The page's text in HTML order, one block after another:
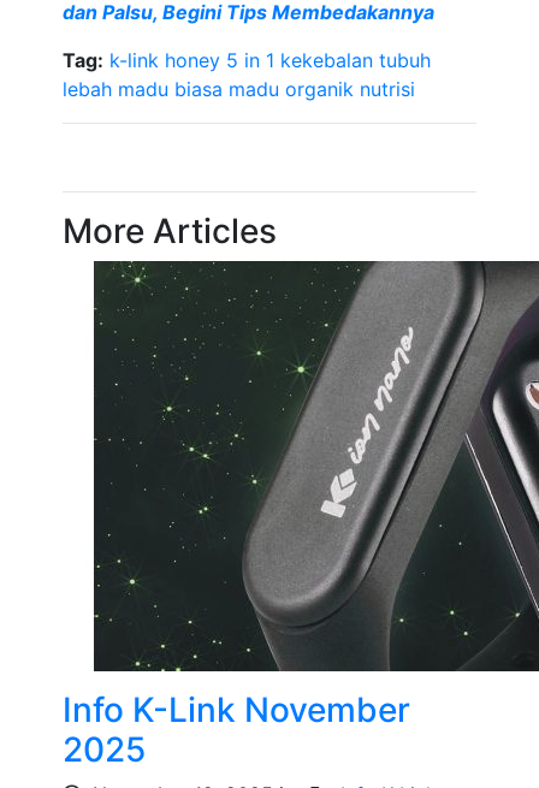
dan Palsu, Begini Tips Membedakannya
Tag: k-link honey 5 in 1 kekebalan tubuh
lebah madu biasa madu organik nutrisi
More Articles
Info K-Link November
2025